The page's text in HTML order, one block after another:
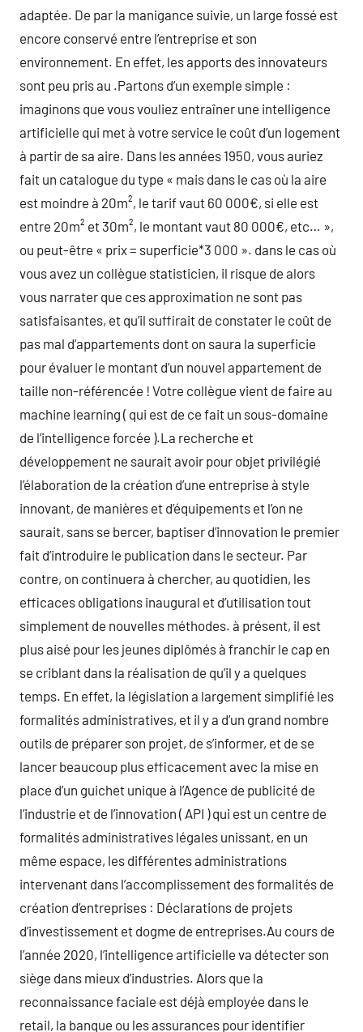
adaptée. De par la manigance suivie, un large fossé est
encore conservé entre l’entreprise et son
environnement. En effet, les apports des innovateurs
sont peu pris au .Partons d’un exemple simple :
imaginons que vous vouliez entraîner une intelligence
artificielle qui met à votre service le coût d’un logement
à partir de sa aire. Dans les années 1950, vous auriez
fait un catalogue du type « mais dans le cas où la aire
est moindre à 20m², le tarif vaut 60 000€, si elle est
entre 20m² et 30m², le montant vaut 80 000€, etc… »,
ou peut-être « prix = superficie*3 000 ». dans le cas où
vous avez un collègue statisticien, il risque de alors
vous narrater que ces approximation ne sont pas
satisfaisantes, et qu’il suffirait de constater le coût de
pas mal d’appartements dont on saura la superficie
pour évaluer le montant d’un nouvel appartement de
taille non-référencée ! Votre collègue vient de faire au
machine learning ( qui est de ce fait un sous-domaine
de l’intelligence forcée ).La recherche et
développement ne saurait avoir pour objet privilégié
l’élaboration de la création d’une entreprise à style
innovant, de manières et d’équipements et l’on ne
saurait, sans se bercer, baptiser d’innovation le premier
fait d’introduire le publication dans le secteur. Par
contre, on continuera à chercher, au quotidien, les
efficaces obligations inaugural et d’utilisation tout
simplement de nouvelles méthodes. à présent, il est
plus aisé pour les jeunes diplômés à franchir le cap en
se criblant dans la réalisation de qu’il y a quelques
temps. En effet, la législation a largement simplifié les
formalités administratives, et il y a d’un grand nombre
outils de préparer son projet, de s’informer, et de se
lancer beaucoup plus efficacement avec la mise en
place d’un guichet unique à l’Agence de publicité de
l’industrie et de l’innovation ( API ) qui est un centre de
formalités administratives légales unissant, en un
même espace, les différentes administrations
intervenant dans l’accomplissement des formalités de
création d’entreprises : Déclarations de projets
d’investissement et dogme de entreprises.Au cours de
l’année 2020, l’intelligence artificielle va détecter son
siège dans mieux d’industries. Alors que la
reconnaissance faciale est déjà employée dans le
retail, la banque ou les assurances pour identifier